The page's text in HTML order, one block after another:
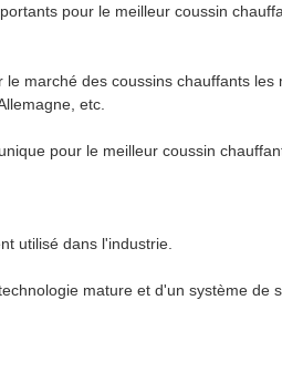
pour le meilleur coussin
marché des coussins chauffants
etc.
pour le meilleur coussin
utilisé dans l'industrie.
mature et d'un système